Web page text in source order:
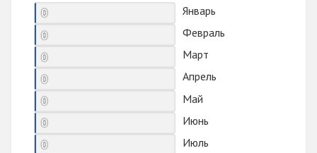
0
Январь
0
Февраль
0
Март
0
Апрель
0
Май
0
Июнь
0
Июль